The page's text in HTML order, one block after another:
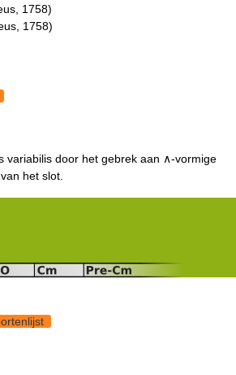
1758)
1758)
variabilis door het gebrek aan ∧-vormige
het slot.